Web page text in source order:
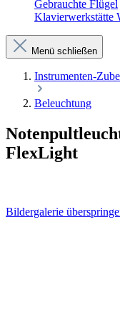
Gebrauchte Flügel
Klavierwerkstätte
Menü schließen
Instrumenten-
Beleuchtung
FlexLight
Bildergalerie